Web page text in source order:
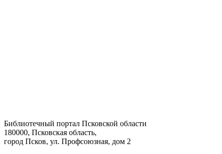
Библиотечный портал Псковской области
180000, Псковская область,
город Псков, ул. Профсоюзная, дом 2